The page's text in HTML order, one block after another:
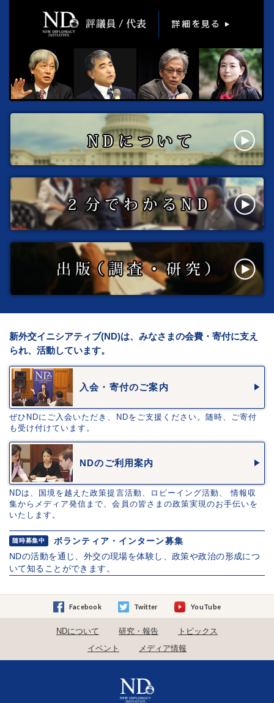
新外交イニシアティブ(ND)は、みなさまの会費・寄付に支え
られ、活動しています。
入会・寄付のご案内
ぜひNDにご入会いただき、NDをご支援ください。随時、ご寄付
も受け付けています。
NDのご利用案内
NDは、国境を越えた政策提言活動、ロビーイング活動、 情報収
集からメディア発信まで、会員の皆さまの政策実現のお手伝いを
いたします。
随時募集中
ボランティア・インターン募集
NDの活動を通じ、外交の現場を体験し、政策や政治の形成につ
いて知ることができます。
Facebook Twitter YouTube
NDについて 研究・報告
トピックス
イベント
メディア情報